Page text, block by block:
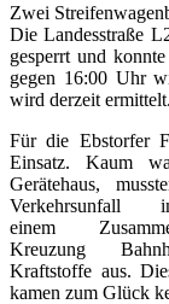
Zwei
Die Landesstraße
gesperrt und
gegen 16:00 Uhr
wird derzeit
Für die Ebstorfer
Einsatz. Kaum
Gerätehaus,
Verkehrsunfall
einem
Kreuzung
Kraftstoffe aus.
kamen zum Glück